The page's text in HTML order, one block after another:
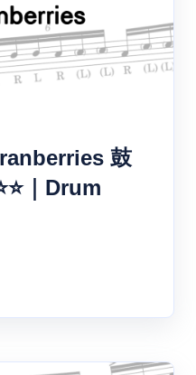
鼓
｜Drum